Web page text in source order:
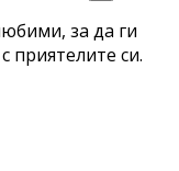
за да ги
приятелите си.